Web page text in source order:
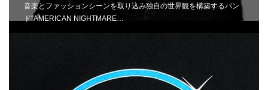
音楽とファッションシーンを取り込み独自の世界観を構築するバン
ド"AMERICAN NIGHTMARE…